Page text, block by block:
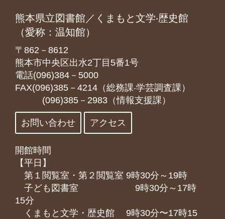
熊本県立図書館／くまもと文学‧歴史館
（愛称：温知館）
〒862－8612
熊本市中央区出水2丁目5番1号
電話(096)384－5000
FAX(096)385－4214（総務課‧学芸調査課）
(096)385－2983（情報支援課）
お問い合わせ アクセス
開館時間
【平日】
第１閲覧室・第２閲覧室 9時30分～19時
子ども図書室 9時30分～17時
15分
くまもと⽂学・歴史館 9時30分〜17時15